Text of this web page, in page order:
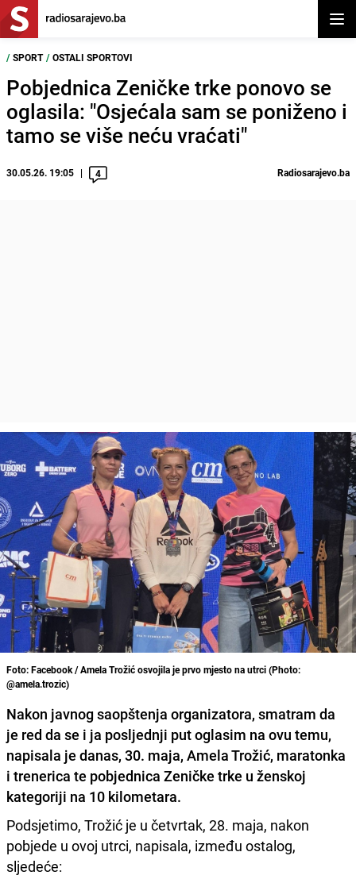
/ SPORT / OSTALI SPORTOVI
Pobjednica Zeničke trke ponovo se
oglasila: "Osjećala sam se poniženo i
tamo se više neću vraćati"
30.05.26. 19:05 4 Radiosarajevo.ba
Foto: Facebook / Amela Trožić osvojila je prvo mjesto na utrci (Photo:
@amela.trozic)
Nakon javnog saopštenja organizatora, smatram da
je red da se i ja posljednji put oglasim na ovu temu,
napisala je danas, 30. maja, Amela Trožić, maratonka
i trenerica te pobjednica Zeničke trke u ženskoj
kategoriji na 10 kilometara.
Podsjetimo, Trožić je u četvrtak, 28. maja, nakon
pobjede u ovoj utrci, napisala, između ostalog,
sljedeće: